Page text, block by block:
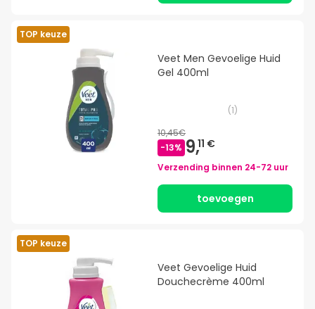
TOP keuze
Veet Men Gevoelige Huid
Gel 400ml
(1)
10,45€
-13% 9,11 €
Verzending binnen 24-72 uur
toevoegen
TOP keuze
Veet Gevoelige Huid
Douchecrème 400ml